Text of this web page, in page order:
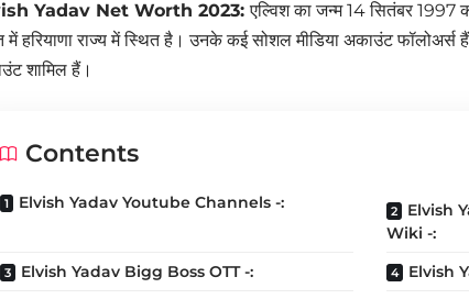
Yadav Net Worth 2023:एल्विश का जन्म 14 सितंबर
में हरियाणा राज्य में स्थित है। उनके कई सोशल मीडिया अकाउंट
शामिल हैं।
Contents
Elvish Yadav Youtube Channels -:
Elvish
Wiki -:
Elvish Yadav Bigg Boss OTT -:
Elvish